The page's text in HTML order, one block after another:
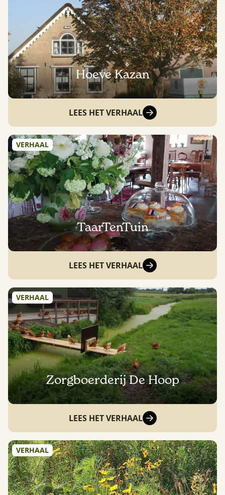
Hoeve Kazan
LEES HET VERHAAL
VERHAAL
TaarTenTuin
LEES HET VERHAAL
VERHAAL
Zorgboerderij De Hoop
LEES HET VERHAAL
VERHAAL